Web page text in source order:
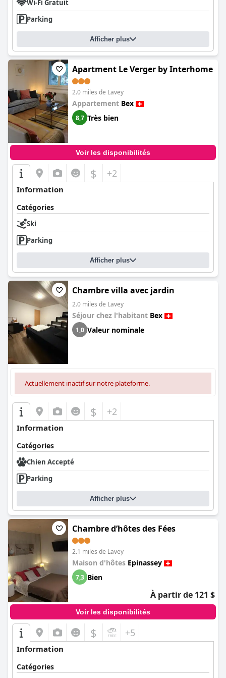
Wi-Fi Gratuit
Parking
Afficher plus
Apartment Le Verger by Interhome
2.0 miles de Lavey
Appartement Bex
8,7 Très bien
Voir les disponibilités
$ +2
Information
Catégories
Ski
Parking
Afficher plus
Chambre villa avec jardin
2.0 miles de Lavey
Séjour chez l'habitant Bex
1,0 Valeur nominale
Actuellement inactif sur notre plateforme.
$ +2
Information
Catégories
Chien Accepté
Parking
Afficher plus
Chambre d’hôtes des Fées
2.1 miles de Lavey
Maison d'hôtes Epinassey
7,3 Bien
À partir de 121 $
Voir les disponibilités
$ +5
Information
Catégories